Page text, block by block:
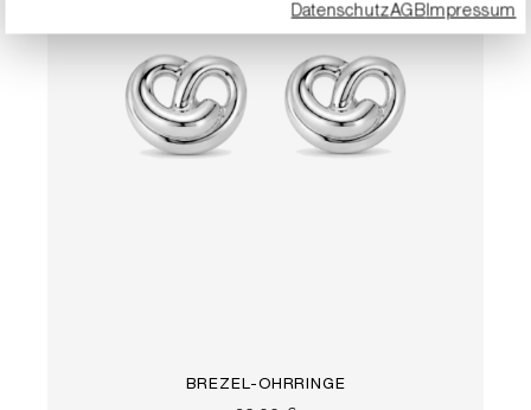
BREZEL-OHRRINGE
DatenschutzAGBImpressum